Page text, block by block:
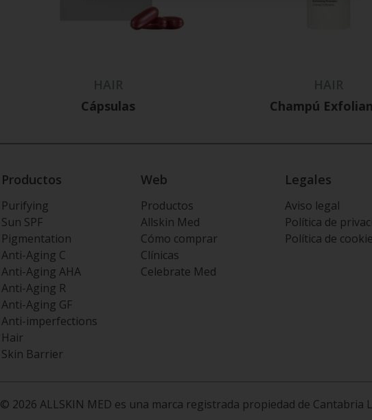
Cápsulas
Champú
Productos
Purifying
Sun SPF
Pigmentation
Anti-Aging C
Anti-Aging AHA
Anti-Aging R
Anti-Aging GF
Anti-imperfections
Hair
Skin Barrier
Web
Productos
Allskin Med
Cómo comprar
Clínicas
Celebrate Med
Legales
Aviso legal
Política de
Política de
© 2026 ALLSKIN MED es una marca registrada propiedad de Cantabria